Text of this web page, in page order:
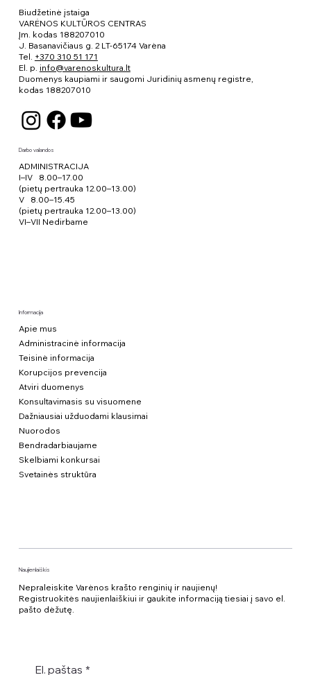
Biudžetinė įstaiga
VARĖNOS KULTŪROS CENTRAS
Įm. kodas 188207010
J. Basanavičiaus g. 2 LT-65174 Varėna
Tel. +370 310 51 171
El. p. info@varenoskultura.lt
Duomenys kaupiami ir saugomi Juridinių asmenų registre,
kodas 188207010
Darbo valandos
ADMINISTRACIJA
I–IV 8.00–17.00
(pietų pertrauka 12.00–13.00)
V 8.00–15.45
(pietų pertrauka 12.00–13.00)
VI–VII Nedirbame
Informacija
Apie mus
Administracinė informacija
Teisinė informacija
Korupcijos prevencija
Atviri duomenys
Konsultavimasis su visuomene
Dažniausiai užduodami klausimai
Nuorodos
Bendradarbiaujame
Skelbiami konkursai
Svetainės struktūra
Naujienlaiškis
Nepraleiskite Varėnos krašto renginių ir naujienų!
Registruokitės naujienlaiškiui ir gaukite informaciją tiesiai į savo el.
pašto dėžutę.
El. paštas *